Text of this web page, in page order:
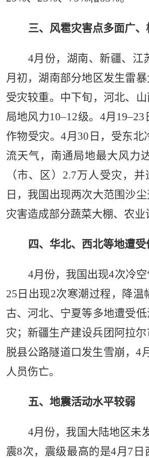
三、风雹灾害点多面广
4月份，湖南、新疆、江
月初，湖南部分地区发生雷
受灾较重。中下旬，河北、
局地风力10–12级。4月
作物受灾。4月30日，受东
流天气，南通局地最大风力
（市、区）2.7万人受灾，
日，我国出现两次大范围沙
灾害造成部分蔬菜大棚、农业
四、华北、西北等地遭
4月份，我国出现4次冷
25日出现2次寒潮过程，降
古、河北、宁夏等多地遭受
灾；新疆生产建设兵团阿拉
脱县公路隧道口发生雪崩，4
人员伤亡。
五、地震活动水平较弱
4月份，我国大陆地区未
震8次，震级最高的是4月7